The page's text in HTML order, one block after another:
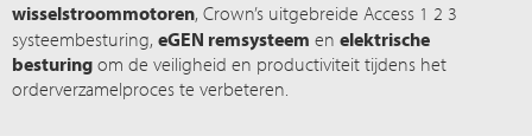
wisselstroommotoren, Crown’s uitgebreideAccess 1 2 3
systeembesturing,eGEN remsysteem enelektrische
besturing om de veiligheid en productiviteit tijdens het
orderverzamelproces te verbeteren.